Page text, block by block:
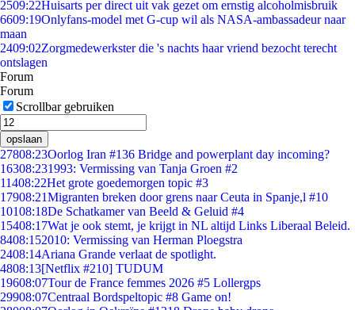
2509:22Huisarts per direct uit vak gezet om ernstig alcoholmisbruik
6609:19Onlyfans-model met G-cup wil als NASA-ambassadeur naar
maan
2409:02Zorgmedewerkster die 's nachts haar vriend bezocht terecht
ontslagen
Forum
Forum
Scrollbar gebruiken
opslaan
27808:23Oorlog Iran #136 Bridge and powerplant day incoming?
16308:231993: Vermissing van Tanja Groen #2
11408:22Het grote goedemorgen topic #3
17908:21Migranten breken door grens naar Ceuta in Spanje,l #10
10108:18De Schatkamer van Beeld & Geluid #4
15408:17Wat je ook stemt, je krijgt in NL altijd Links Liberaal Beleid.
8408:152010: Vermissing van Herman Ploegstra
2408:14Ariana Grande verlaat de spotlight.
4808:13[Netflix #210] TUDUM
19608:07Tour de France femmes 2026 #5 Lollergps
29908:07Centraal Bordspeltopic #8 Game on!